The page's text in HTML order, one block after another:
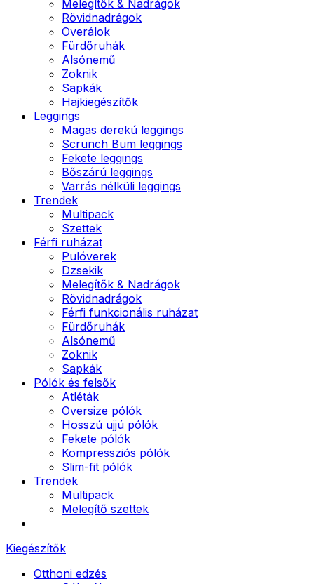
Melegítők & Nadrágok
Rövidnadrágok
Overálok
Fürdőruhák
Alsónemű
Zoknik
Sapkák
Hajkiegészítők
Leggings
Magas derekú leggings
Scrunch Bum leggings
Fekete leggings
Bőszárú leggings
Varrás nélküli leggings
Trendek
Multipack
Szettek
Férfi ruházat
Pulóverek
Dzsekik
Melegítők & Nadrágok
Rövidnadrágok
Férfi funkcionális ruházat
Fürdőruhák
Alsónemű
Zoknik
Sapkák
Pólók és felsők
Atléták
Oversize pólók
Hosszú ujjú pólók
Fekete pólók
Kompressziós pólók
Slim-fit pólók
Trendek
Multipack
Melegítő szettek
Kiegészítők
Otthoni edzés